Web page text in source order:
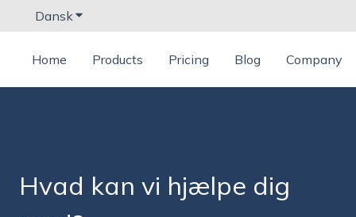
Dansk Vis undermenu for oversættelser
Home Products Pricing Blog Company
Hvad kan vi hjælpe dig